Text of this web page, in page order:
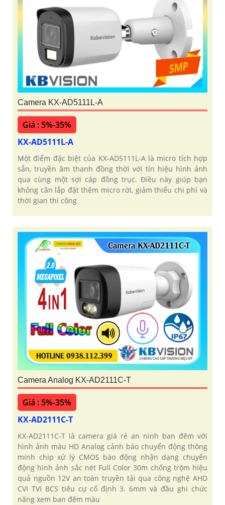
Camera KX-AD5111L-A
Giá : 5%-35%
KX-AD5111L-A
Một điểm đặc biệt của KX‑AD5111L‑A là micro tích hợp
sẵn, truyền âm thanh đồng thời với tín hiệu hình ảnh
qua cùng một sợi cáp đồng trục. Điều này giúp bạn
không cần lắp đặt thêm micro rời, giảm thiểu chi phí và
thời gian thi công
Camera Analog KX-AD2111C-T
Giá : 5%-35%
KX-AD2111C-T
KX-AD2111C-T là camera giá rẻ an ninh ban đêm với
hình ảnh màu HD Analog cảnh báo chuyển động thông
minh chip xử lý CMOS báo động nhận dạng chuyển
động hình ảnh sắc nét Full Color 30m chống trộm hiệu
quả nguồn 12V an toàn truyền tải qua công nghệ AHD
CVI TVI BCS tiêu cự cố định 3. 6mm và đầu ghi chức
năng xem ban đêm màu